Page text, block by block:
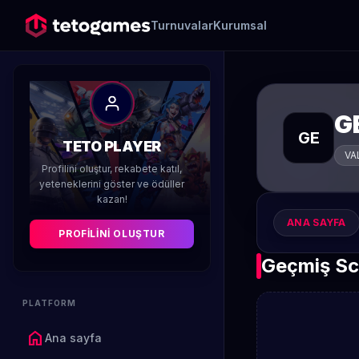
TurnuvalarKurumsal
TETO PLAYER
Profilini oluştur, rekabete katıl,
yeteneklerini göster ve ödüller
kazan!
PROFILINI OLUŞTUR
PLATFORM
home Ana sayfa
GE
ANA SAYFA
Geçmiş